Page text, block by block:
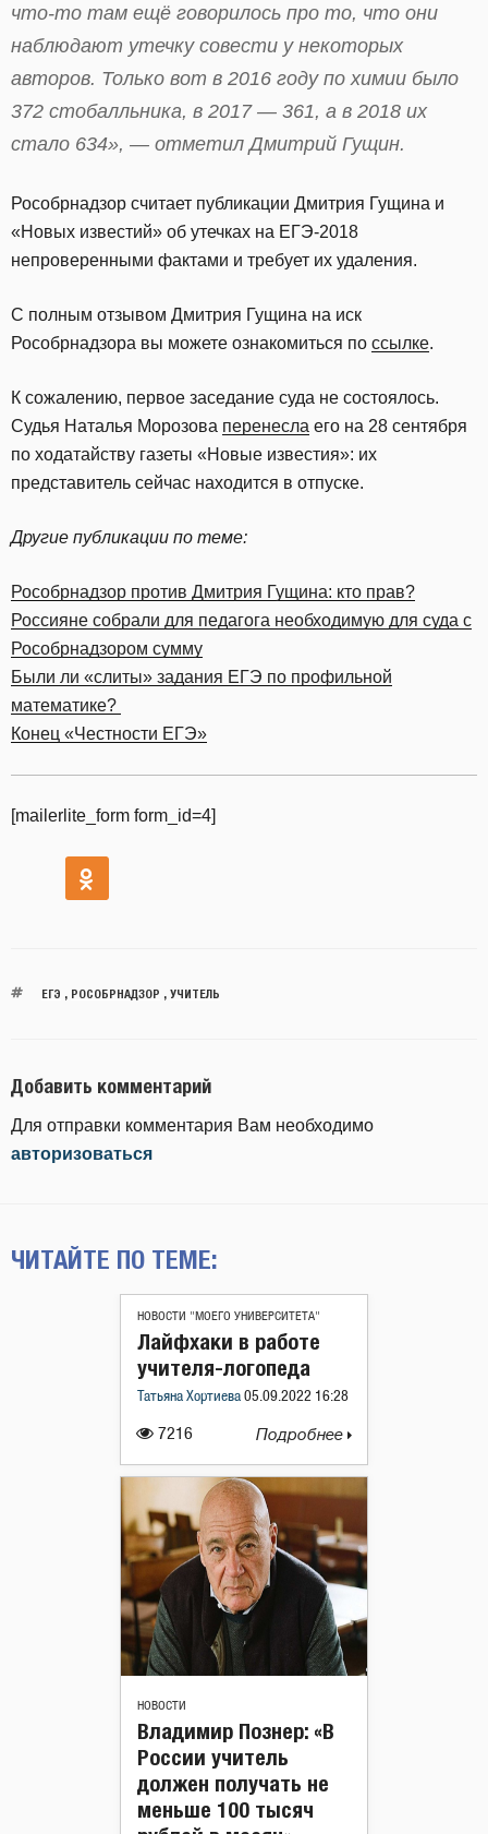
что-то там ещё говорилось про то, что они
наблюдают утечку совести у некоторых
авторов. Только вот в 2016 году по химии было
372 стобалльника, в 2017 — 361, а в 2018 их
стало 634», — отметил Дмитрий Гущин.
Рособрнадзор считает публикации Дмитрия Гущина и
«Новых известий» об утечках на ЕГЭ-2018
непроверенными фактами и требует их удаления.
С полным отзывом Дмитрия Гущина на иск
Рособрнадзора вы можете ознакомиться по ссылке.
К сожалению, первое заседание суда не состоялось.
Судья Наталья Морозова перенесла его на 28 сентября
по ходатайству газеты «Новые известия»: их
представитель сейчас находится в отпуске.
Другие публикации по теме:
Рособрнадзор против Дмитрия Гущина: кто прав?
Россияне собрали для педагога необходимую для суда с
Рособрнадзором сумму
Были ли «слиты» задания ЕГЭ по профильной
математике?
Конец «Честности ЕГЭ»
[mailerlite_form form_id=4]
ЕГЭ , РОСОБРНАДЗОР , УЧИТЕЛЬ
Добавить комментарий
Для отправки комментария Вам необходимо
авторизоваться
ЧИТАЙТЕ ПО ТЕМЕ:
НОВОСТИ "МОЕГО УНИВЕРСИТЕТА"
7216
Лайфхаки в работе
учителя-логопеда
Татьяна Хортиева 05.09.2022 16:28
Подробнее
НОВОСТИ
Владимир Познер: «В
России учитель
должен получать не
меньше 100 тысяч